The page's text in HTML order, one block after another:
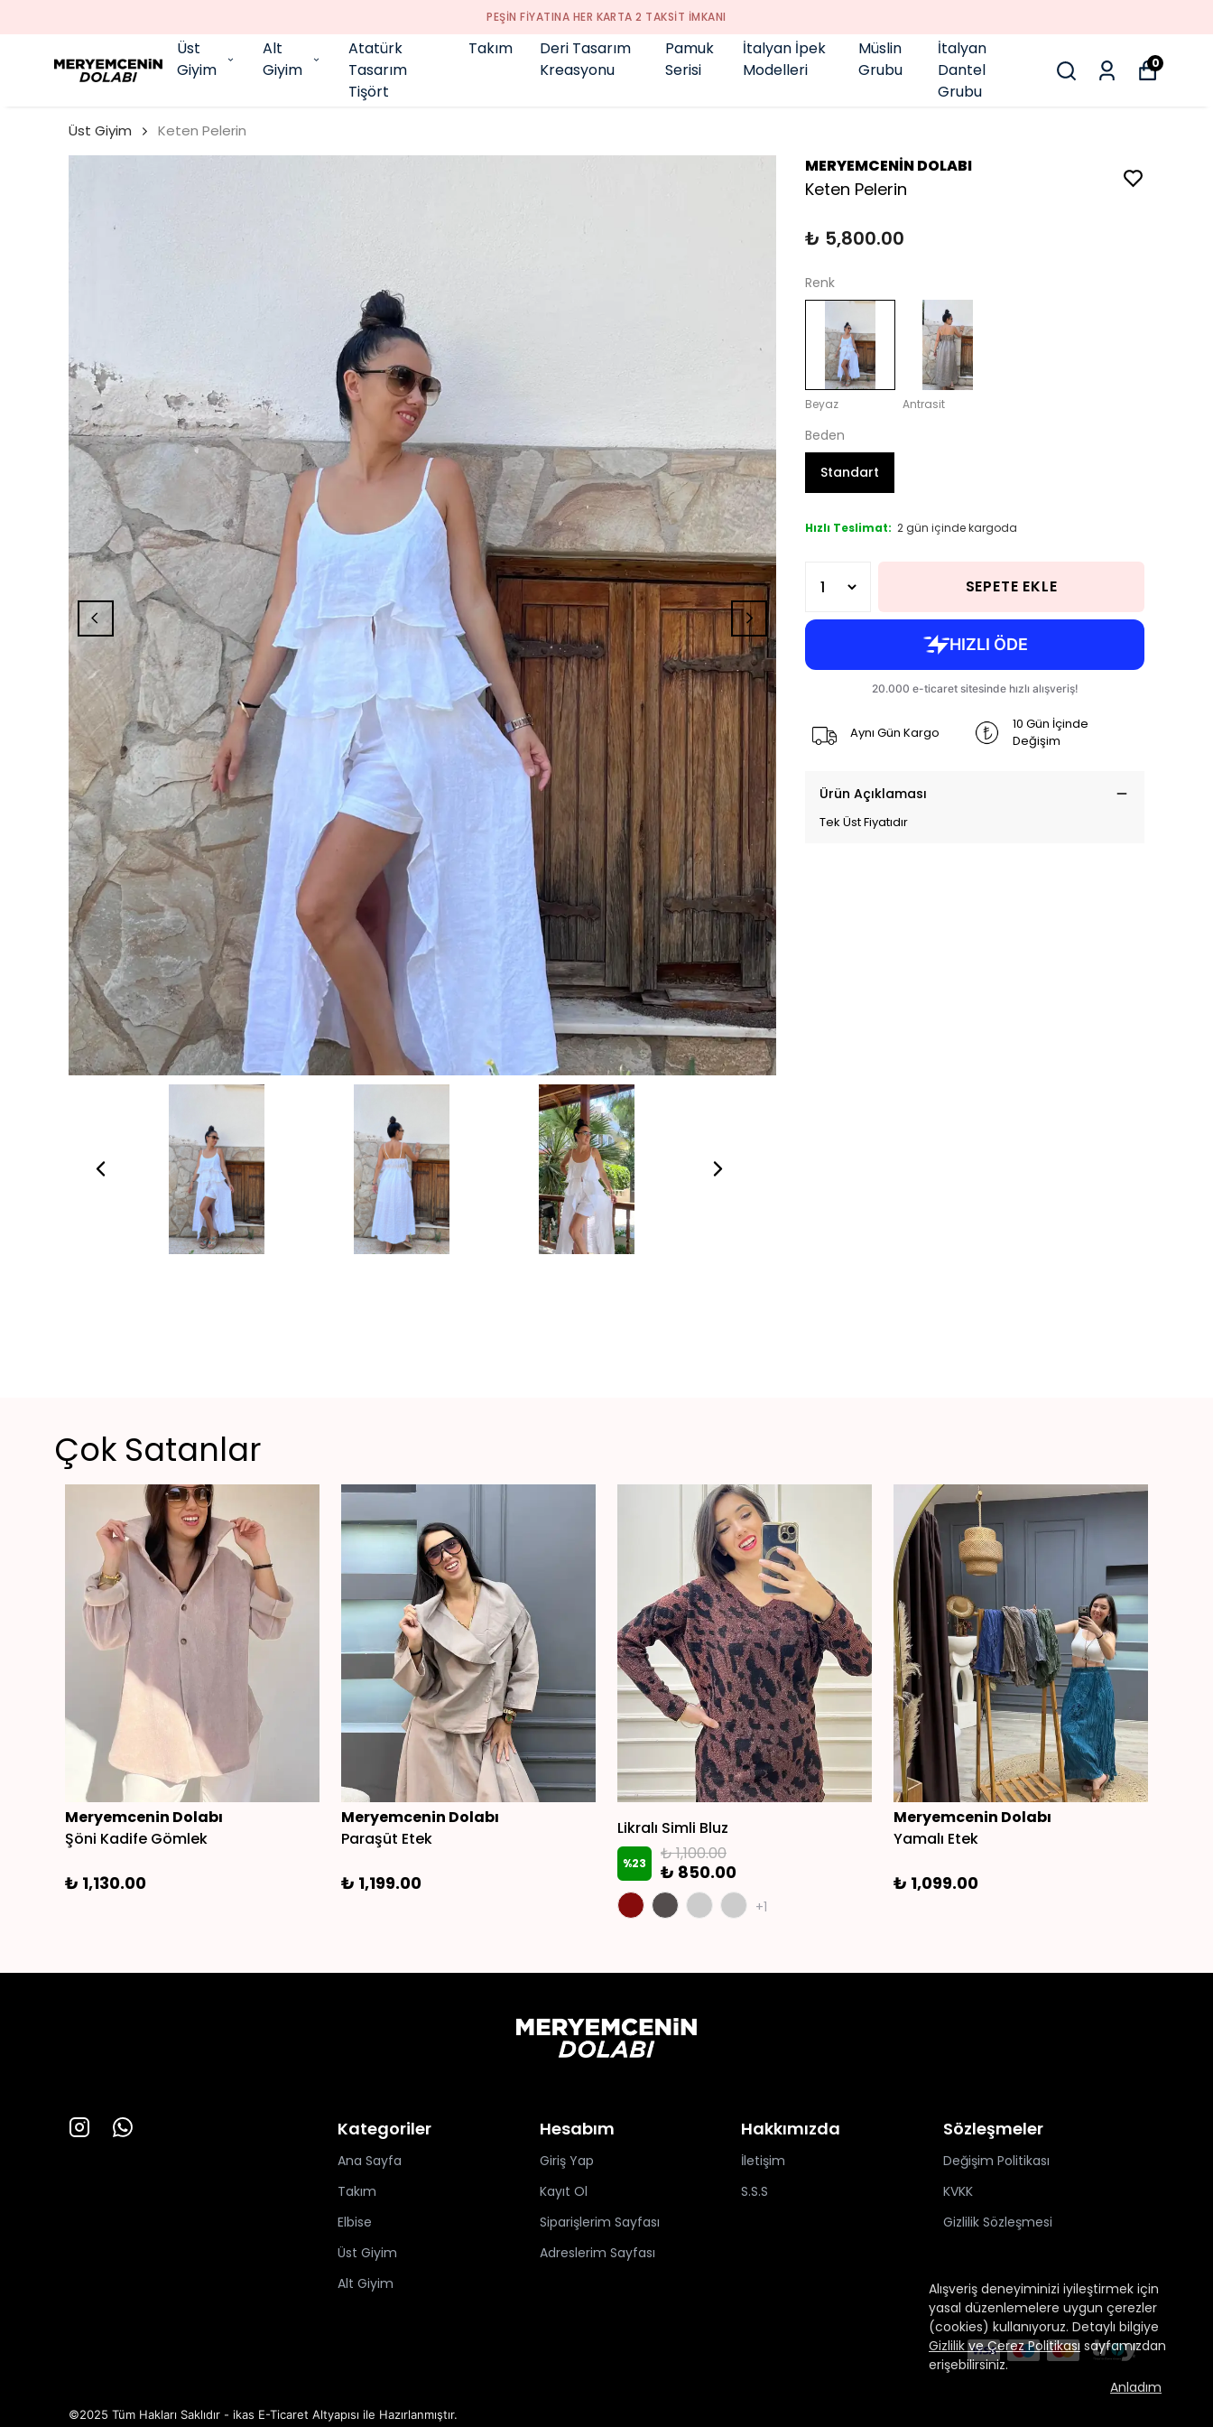
GENÇ BÜYÜK BEDEN 👑
Üst
Giyim
Alt
Giyim
Atatürk
Tasarım
Tişört
Takım
Deri Tasarım
Kreasyonu
Pamuk
Serisi
İtalyan İpek
Modelleri
Müslin
Grubu
İtalyan
Dantel
Grubu
0
Alışveriş deneyiminizi iyileştirmek için
yasal düzenlemelere uygun çerezler
(cookies) kullanıyoruz. Detaylı bilgiye
Gizlilik ve Çerez Politikası sayfamızdan
erişebilirsiniz.
Anladım
Üst Giyim Keten Pelerin
MERYEMCENİN DOLABI
Keten Pelerin
₺ 5,800.00
Renk
Beyaz Antrasit
Beden
Standart
Hızlı Teslimat: 2 gün içinde kargoda
SEPETE EKLE
Aynı Gün Kargo
10 Gün İçinde
Değişim
Ürün Açıklaması
Tek Üst Fiyatıdır
Çok Satanlar
Meryemcenin Dolabı
Şöni Kadife Gömlek
₺ 1,130.00
Meryemcenin Dolabı
Paraşüt Etek
₺ 1,199.00
Likralı Simli Bluz
%23 ₺ 1,100.00
₺ 850.00
+1
Meryemcenin Dolabı
Yamalı Etek
₺ 1,099.00
Kategoriler
Ana Sayfa
Takım
Elbise
Üst Giyim
Alt Giyim
Hesabım
Giriş Yap
Kayıt Ol
Siparişlerim Sayfası
Adreslerim Sayfası
Hakkımızda
İletişim
S.S.S
Sözleşmeler
Değişim Politikası
KVKK
Gizlilik Sözleşmesi
©2025 Tüm Hakları Saklıdır - ikas E-Ticaret Altyapısı ile Hazırlanmıştır.